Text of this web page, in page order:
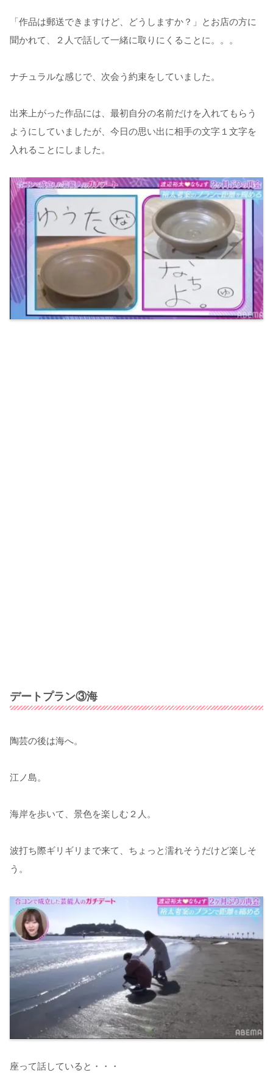
「作品は郵送できますけど、どうしますか？」とお店の方に
聞かれて、２人で話して一緒に取りにくることに。。。
ナチュラルな感じで、次会う約束をしていました。
出来上がった作品には、最初自分の名前だけを入れてもらう
ようにしていましたが、今日の思い出に相手の文字１文字を
入れることにしました。
デートプラン③海
陶芸の後は海へ。
江ノ島。
海岸を歩いて、景色を楽しむ２人。
波打ち際ギリギリまで来て、ちょっと濡れそうだけど楽しそ
う。
座って話していると・・・